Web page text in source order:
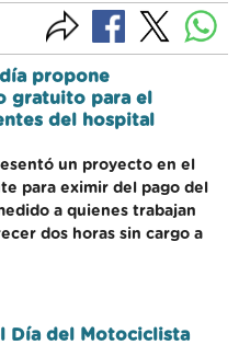
propone
gratuito para el
del hospital
un proyecto en el
para eximir del pago del
a quienes trabajan
dos horas sin cargo a
Día del Motociclista